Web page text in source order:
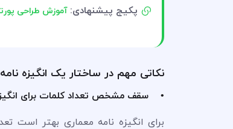
پکیج پیشنهادی: آموزش طراحی
نکاتی مهم در ساختار یک انگیزه‌
• سقف مشخص تعداد کلمات برای